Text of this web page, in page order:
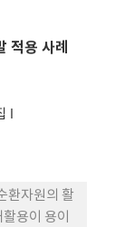
적용 사례
환자원의 활
용이 용이